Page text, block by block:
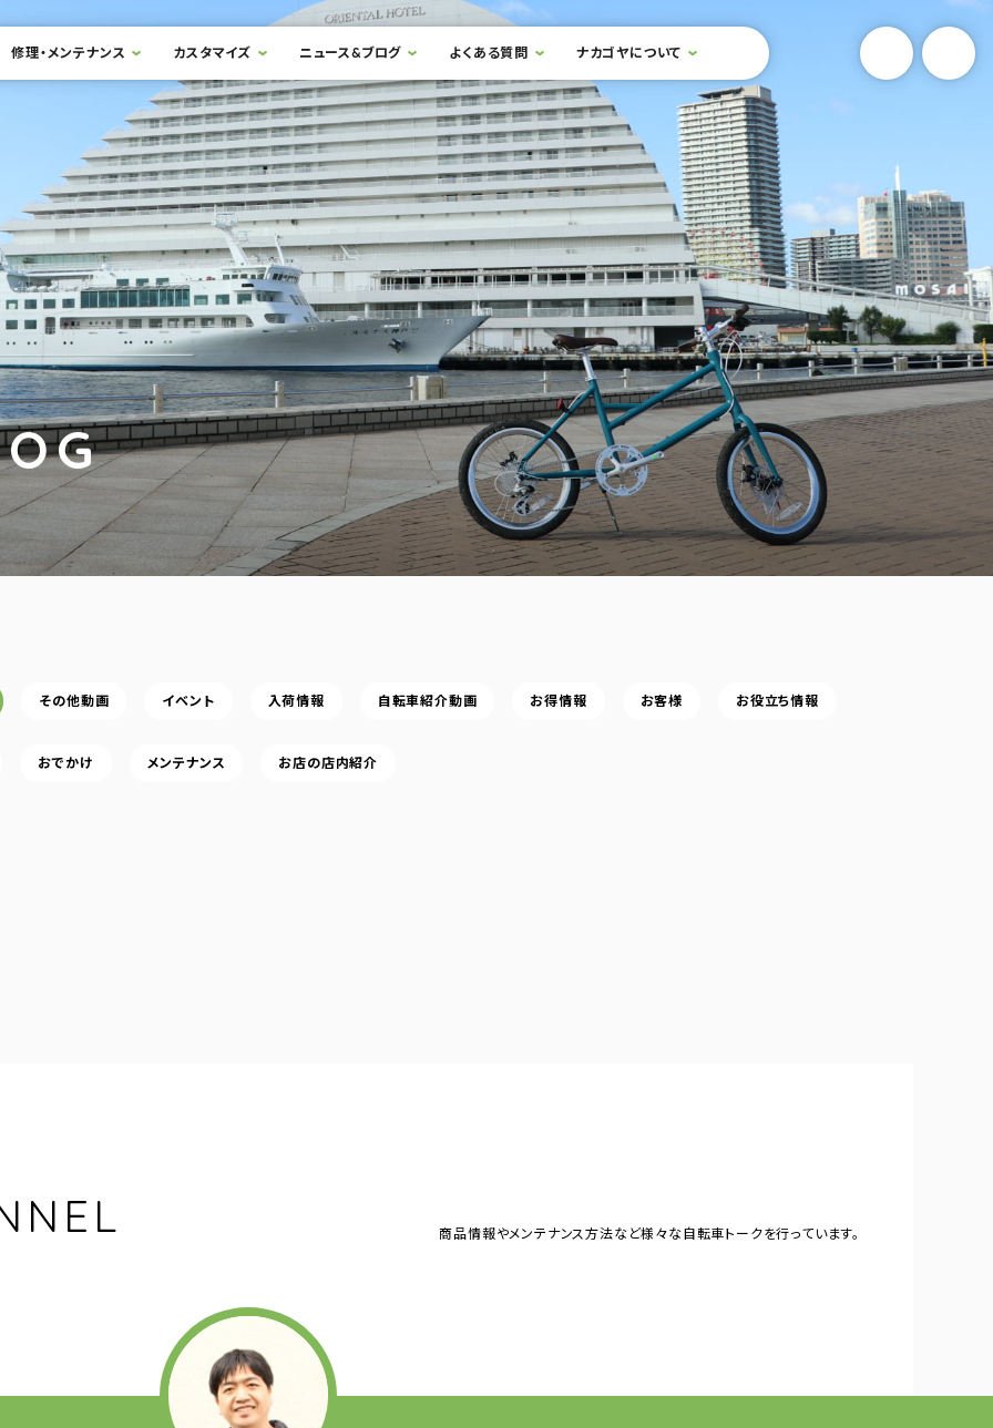
修理・メンテナンス カスタマイズ ニュース&ブログ よくある質問 ナカゴヤについて 検索フォームを開閉する YouTube
その他動画 イベント 入荷情報 自転車紹介動画 お得情報 お客様 お役立ち情報
おでかけ メンテナンス お店の店内紹介
商品情報やメンテナンス方法など様々な自転車トークを行っています。